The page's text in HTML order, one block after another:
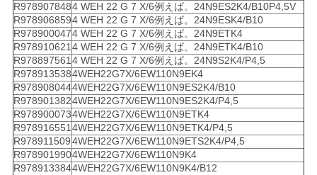
R9789078484 WEH 22 G 7 X/6例えば。24N9ES2K4/B10P4,5V
R9789068594 WEH 22 G 7 X/6例えば。24N9ESK4/B10
R9789000474 WEH 22 G 7 X/6例えば。24N9ETK4
R9789106214 WEH 22 G 7 X/6例えば。24N9ETK4/B10
R9788975614 WEH 22 G 7 X/6例えば。24N9S2K4/P4,5
R9789135384WEH22G7X/6EW110N9EK4
R9789080444WEH22G7X/6EW110N9ES2K4/B10
R9789013824WEH22G7X/6EW110N9ES2K4/P4,5
R9789000734WEH22G7X/6EW110N9ETK4
R9789165514WEH22G7X/6EW110N9ETK4/P4,5
R9789115094WEH22G7X/6EW110N9ETS2K4/P4,5
R9789019904WEH22G7X/6EW110N9K4
R9789133844WEH22G7X/6EW110N9K4/B12